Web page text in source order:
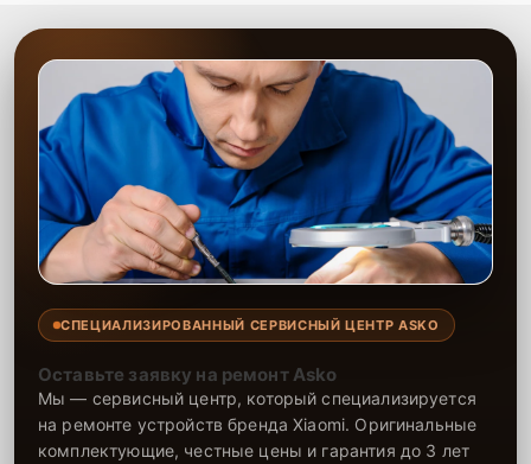
СПЕЦИАЛИЗИРОВАННЫЙ СЕРВИСНЫЙ ЦЕНТР ASKO
Оставьте заявку на ремонт Asko
Мы — сервисный центр, который специализируется
на ремонте устройств бренда Xiaomi. Оригинальные
комплектующие, честные цены и гарантия до 3 лет